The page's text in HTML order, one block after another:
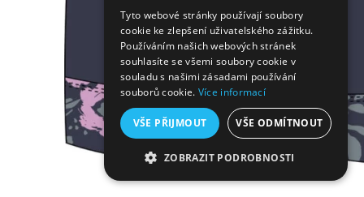
Tyto webové stránky používají soubory
cookie ke zlepšení uživatelského zážitku.
Používáním našich webových stránek
souhlasíte se všemi soubory cookie v
souladu s našimi zásadami používání
souborů cookie. Více informací
VŠE PŘIJMOUT VŠE ODMÍTNOUT
ZOBRAZIT PODROBNOSTI
NEZBYTNĚ NUTNÉ SOUBORY